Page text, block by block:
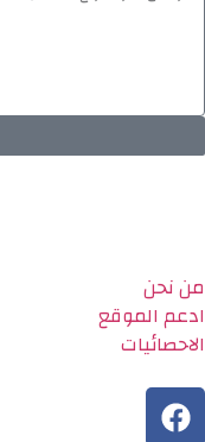
من نحن
ادعم الموقع
الاحصائيات